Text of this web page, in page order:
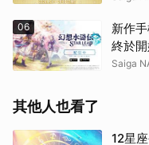
06
新作
終於
訊同步
Saiga
其他人也看了
12星